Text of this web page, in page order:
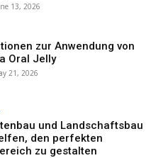
13, 2026
zur Anwendung von
Oral Jelly
21, 2026
und Landschaftsbau
den perfekten
zu gestalten